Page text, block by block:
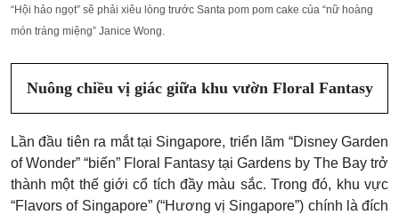
“Hội hảo ngọt” sẽ phải xiêu lòng trước Santa pom pom cake của “nữ hoàng
món tráng miệng” Janice Wong.
Nuông chiều vị giác giữa khu vườn Floral Fantasy
Lần đầu tiên ra mắt tại Singapore, triển lãm “Disney Garden
of Wonder” “biến” Floral Fantasy tại Gardens by The Bay trở
thành một thế giới cổ tích đầy màu sắc. Trong đó, khu vực
“Flavors of Singapore” (“Hương vị Singapore”) chính là đích